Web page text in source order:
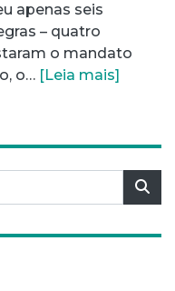
apenas seis
– quatro
o mandato
o… [Leia mais]